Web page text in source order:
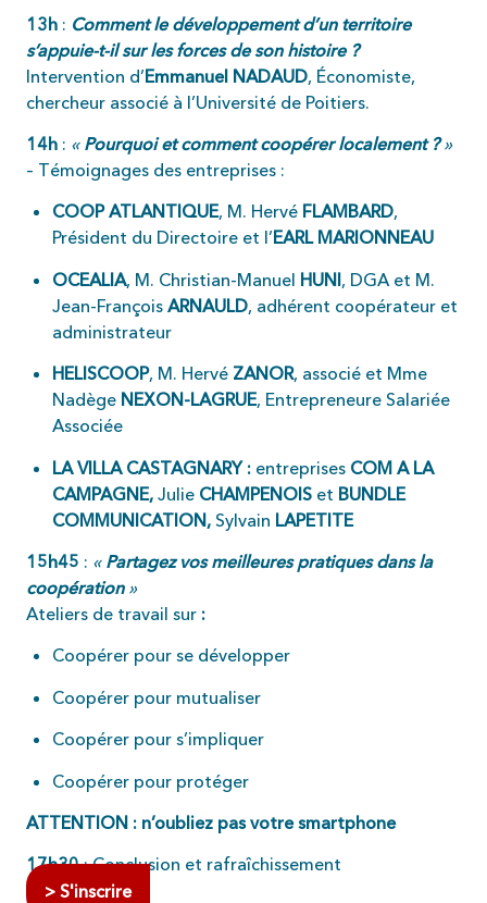
13h : Comment le développement d’un territoire
s’appuie-t-il sur les forces de son histoire ?
Intervention d’Emmanuel NADAUD, Économiste,
chercheur associé à l’Université de Poitiers.
14h : «Pourquoi et comment coopérer localement ?»
– Témoignages des entreprises :
COOP ATLANTIQUE, M. Hervé FLAMBARD,
Président du Directoire et l’EARL MARIONNEAU
OCEALIA, M. Christian-Manuel HUNI, DGA et M.
Jean-François ARNAULD, adhérent coopérateur et
administrateur
HELISCOOP, M. Hervé ZANOR, associé et Mme
Nadège NEXON-LAGRUE, Entrepreneure Salariée
Associée
LA VILLA CASTAGNARY : entreprises COM A LA
CAMPAGNE, Julie CHAMPENOIS et BUNDLE
COMMUNICATION, Sylvain LAPETITE
15h45 : « Partagez vos meilleures pratiques dans la
coopération»
Ateliers de travail sur :
Coopérer pour se développer
Coopérer pour mutualiser
Coopérer pour s’impliquer
Coopérer pour protéger
ATTENTION : n’oubliez pas votre smartphone
17h30: Conclusion et rafraîchissement
> S'inscrire